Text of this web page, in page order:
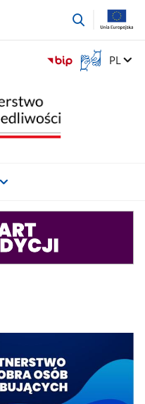
przejdź
Otwórz
okno
Zmień
PL